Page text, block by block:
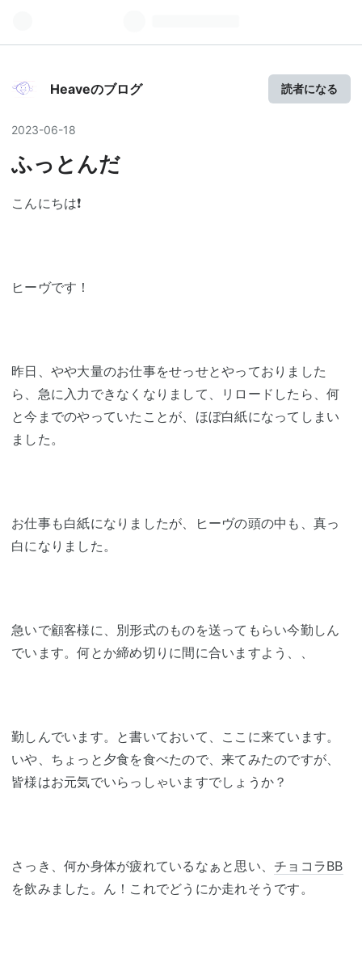
Heaveのブログ 読者になる
2023-06-18
ふっとんだ
こんにちは❗
ヒーヴです！
昨日、やや大量のお仕事をせっせとやっておりました
ら、急に入力できなくなりまして、リロードしたら、何
と今までのやっていたことが、ほぼ白紙になってしまい
ました。
お仕事も白紙になりましたが、ヒーヴの頭の中も、真っ
白になりました。
急いで顧客様に、別形式のものを送ってもらい今勤しん
でいます。何とか締め切りに間に合いますよう、、
勤しんでいます。と書いておいて、ここに来ています。
いや、ちょっと夕食を食べたので、来てみたのですが、
皆様はお元気でいらっしゃいますでしょうか？
さっき、何か身体が疲れているなぁと思い、 チョコラBB
を飲みました。ん！これでどうにか走れそうです。